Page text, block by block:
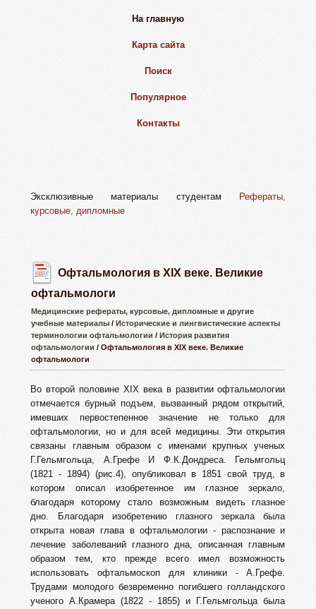
На главную
Карта сайта
Поиск
Популярное
Контакты
Эксклюзивные материалы студентам
Рефераты,
курсовые, дипломные
Офтальмология в XIX веке. Великие
офтальмологи
Медицинские рефераты, курсовые, дипломные и другие
учебные материалы / Исторические и лингвистические аспекты
терминологии офтальмологии / История развития
офтальмологии / Офтальмология в XIX веке. Великие
офтальмологи
Во второй половине ХIХ века в развитии офтальмологии
отмечается бурный подъем, вызванный рядом открытий,
имевших первостепенное значение не только для
офтальмологии, но и для всей медицины. Эти открытия
связаны главным образом с именами крупных ученых
Г.Гельмгольца, А.Грефе И Ф.К.Дондреса. Гельмгольц
(1821 - 1894) (рис.4), опубликовал в 1851 свой труд, в
котором описал изобретенное им глазное зеркало,
благодаря которому стало возможным видеть глазное
дно. Благодаря изобретению глазного зеркала была
открыта новая глава в офтальмологии - распознание и
лечение заболеваний глазного дна, описанная главным
образом тем, кто прежде всего имел возможность
использовать офтальмоскоп для клиники - А.Грефе.
Трудами молодого безвременно погибшего голландского
ученого А.Крамера (1822 - 1855) и Г.Гельмгольца была